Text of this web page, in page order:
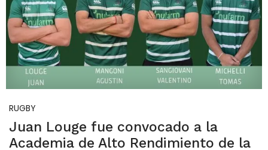
RUGBY
Juan Louge fue convocado a la
Academia de Alto Rendimiento de la